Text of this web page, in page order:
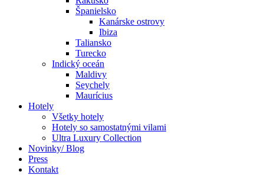
Španielsko
Kanárske ostrovy
Ibiza
Taliansko
Turecko
Indický oceán
Maldivy
Seychely
Maurícius
Hotely
Všetky hotely
Hotely so samostatnými vilami
Ultra Luxury Collection
Novinky/ Blog
Press
Kontakt